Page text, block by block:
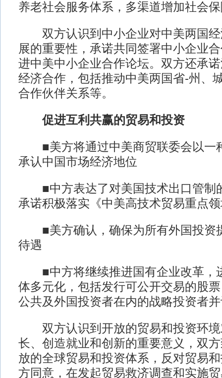
养老社会服务体系，多渠道增加社会
双方认识到中小企业对中美两国经
展的重要性，承诺共同签署中小企业
进中美中小企业合作论坛。双方还承
经济合作，包括推动中美两国省-州、
合作伙伴关系等。
促进互利共赢的贸易和投资
■美方将通过中美商贸联委会以一
承认中国市场经济地位
■中方表达了对美国技术出口管制
承诺积极落实《中美高技术贸易重点
■美方确认，确保为所有外国投资
待遇
■中方将继续推进国有企业改革，
体多元化，包括发行可公开交易的股
公共及外国投资者在内的战略投资者
双方认识到开放的贸易和投资环境
长、创造就业和创新的重要意义，双
放的全球贸易和投资体系，反对贸易
方同意，在发起贸易救济调查和实施